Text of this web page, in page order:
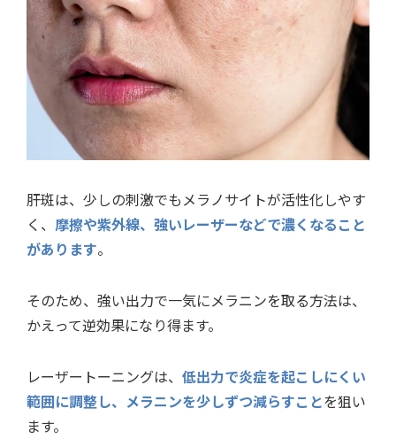
肝斑は、少しの刺激でもメラノサイトが活性化しやす
く、 摩擦や紫外線、強いレーザーなどで濃くなること
があります。
そのため、強い出力で一気にメラニンを取る方法は、
かえって逆効果になり得ます。
レーザートーニングは、 低出力で炎症を起こしにくい
範囲に調整し、メラニンを少しずつ減らすことを狙い
ます。